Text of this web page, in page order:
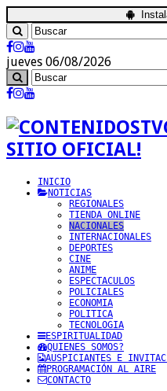
jueves 06/08/2026
SITIO OFICIAL!
INICIO
NOTICIAS
REGIONALES
TIENDA ONLINE
NACIONALES
INTERNACIONALES
DEPORTES
CINE
ANIME
ESPECTACULOS
POLICIALES
ECONOMIA
POLITICA
TECNOLOGIA
ESPIRITUALIDAD
QUIENES SOMOS?
AUSPICIANTES E
PROGRAMACIÓN AL AIRE
CONTACTO